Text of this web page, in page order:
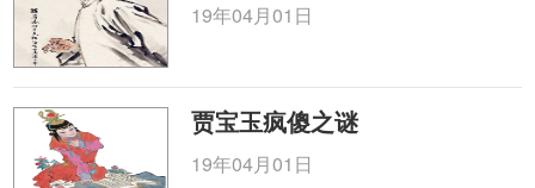
2001年》）
【贮藏保存】置通风干燥处，防霉。（《黑龙江
省中药材标准2001年》）
【中药炮制取原药材，除去杂质，洗净，捞出，
闷润，切成1.5-2.5mm的横片，干燥，筛去灰屑。
19年04月01日
贾宝玉疯傻之谜
19年04月01日